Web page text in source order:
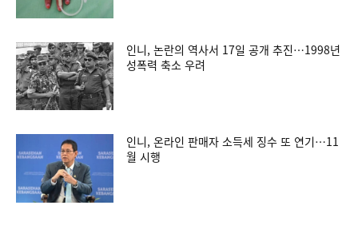
인니, 논란의 역사서 17일 공개 추진…1998년
성폭력 축소 우려
인니, 온라인 판매자 소득세 징수 또 연기…11
월 시행